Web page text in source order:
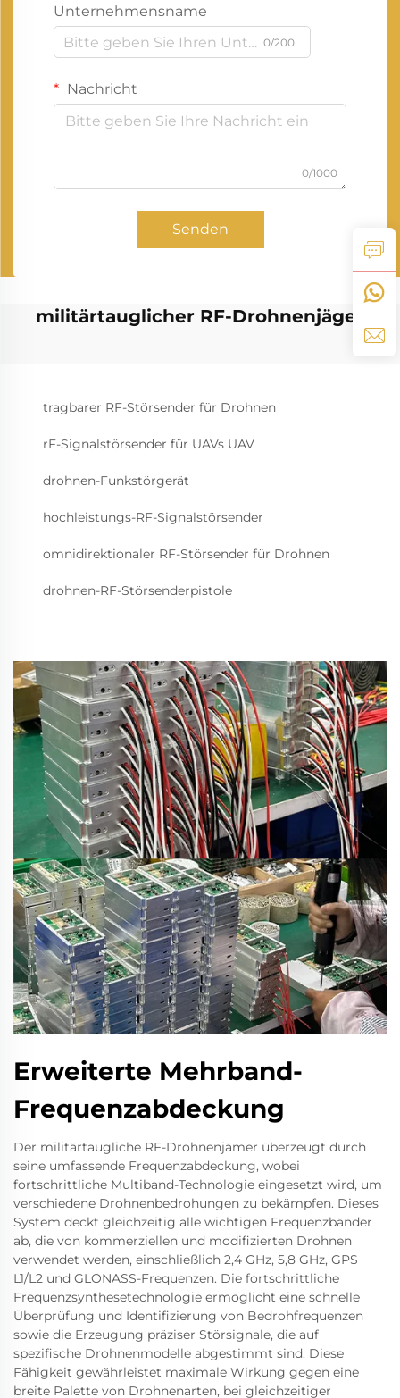
Unternehmensname
0/200
Nachricht
0/1000
Senden
militärtauglicher RF-Drohnenjäger
tragbarer RF-Störsender für Drohnen
rF-Signalstörsender für UAVs UAV
drohnen-Funkstörgerät
hochleistungs-RF-Signalstörsender
omnidirektionaler RF-Störsender für Drohnen
drohnen-RF-Störsenderpistole
Erweiterte Mehrband-
Frequenzabdeckung
Der militärtaugliche RF-Drohnenjämer überzeugt durch
seine umfassende Frequenzabdeckung, wobei
fortschrittliche Multiband-Technologie eingesetzt wird, um
verschiedene Drohnenbedrohungen zu bekämpfen. Dieses
System deckt gleichzeitig alle wichtigen Frequenzbänder
ab, die von kommerziellen und modifizierten Drohnen
verwendet werden, einschließlich 2,4 GHz, 5,8 GHz, GPS
L1/L2 und GLONASS-Frequenzen. Die fortschrittliche
Frequenzsynthesetechnologie ermöglicht eine schnelle
Überprüfung und Identifizierung von Bedrohfrequenzen
sowie die Erzeugung präziser Störsignale, die auf
spezifische Drohnenmodelle abgestimmt sind. Diese
Fähigkeit gewährleistet maximale Wirkung gegen eine
breite Palette von Drohnenarten, bei gleichzeitiger